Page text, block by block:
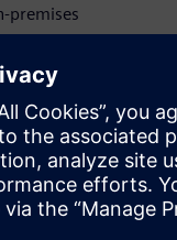
premises
control
Google
and